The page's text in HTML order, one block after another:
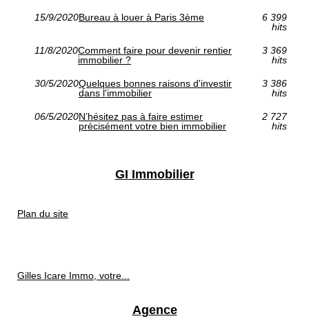
15/9/2020Bureau à louer à Paris 3ème
6 399
hits
11/8/2020Comment faire pour devenir rentier
immobilier ?
3 369
hits
30/5/2020Quelques bonnes raisons d'investir
dans l'immobilier
3 386
hits
06/5/2020N’hésitez pas à faire estimer
précisément votre bien immobilier
2 727
hits
GI Immobilier
Plan du site
Gilles Icare Immo, votre...
Agence